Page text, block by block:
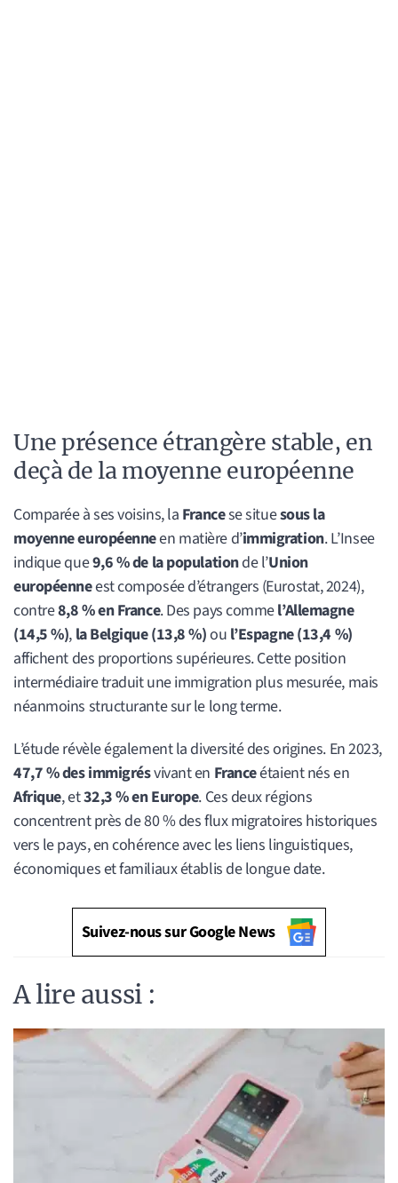
Une présence étrangère stable, en
deçà de la moyenne européenne
Comparée à ses voisins, la Francese situesous la
moyenne européenneen matière d’immigration. L’Insee
indique que9,6 % de la populationde l’Union
européenneest composée d’étrangers (Eurostat, 2024),
contre8,8 % en France. Des pays commel’Allemagne
(14,5 %), la Belgique (13,8 %)ou l’Espagne (13,4 %)
affichent des proportions supérieures. Cette position
intermédiaire traduit une immigration plus mesurée, mais
néanmoins structurante sur le long terme.
L’étude révèle également la diversité des origines. En 2023,
47,7 % des immigrésvivant en Franceétaient nés en
Afrique, et32,3 % en Europe. Ces deux régions
concentrent près de 80 % des flux migratoires historiques
vers le pays, en cohérence avec les liens linguistiques,
économiques et familiaux établis de longue date.
Suivez-nous sur Google News
A lire aussi :